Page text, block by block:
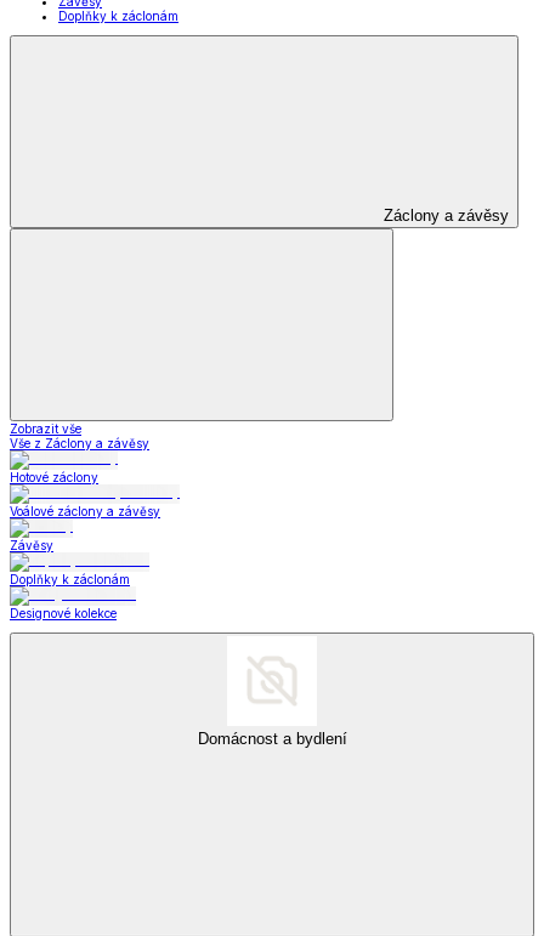
Doplňky k záclonám
Záclony a závěsy
Zobrazit vše
Vše z Záclony a závěsy
Hotové záclony
Voálové záclony a závěsy
Závěsy
Doplňky k záclonám
Designové kolekce
Domácnost a bydlení